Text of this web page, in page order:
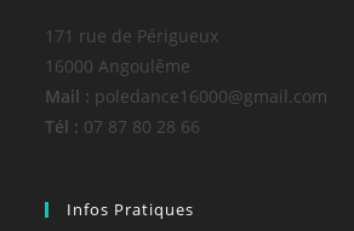
171 rue de Périgueux
16000 Angoulême
Mail : poledance16000@gmail.com
Tél : 07 87 80 28 66
Infos Pratiques